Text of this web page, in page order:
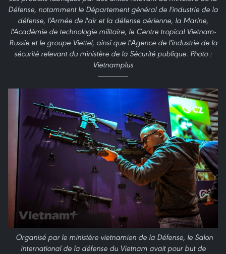
Défense, notamment le Département général de l'industrie de la
défense, l'Armée de l'air et la défense aérienne, la Marine,
l'Académie de technologie militaire, le Centre tropical Vietnam-
Russie et le groupe Viettel, ainsi que l’Agence de l'industrie de la
sécurité relevant du ministère de la Sécurité publique. Photo :
Vietnamplus
Organisé par le ministère vietnamien de la Défense, le Salon
international de la défense du Vietnam avait pour but de